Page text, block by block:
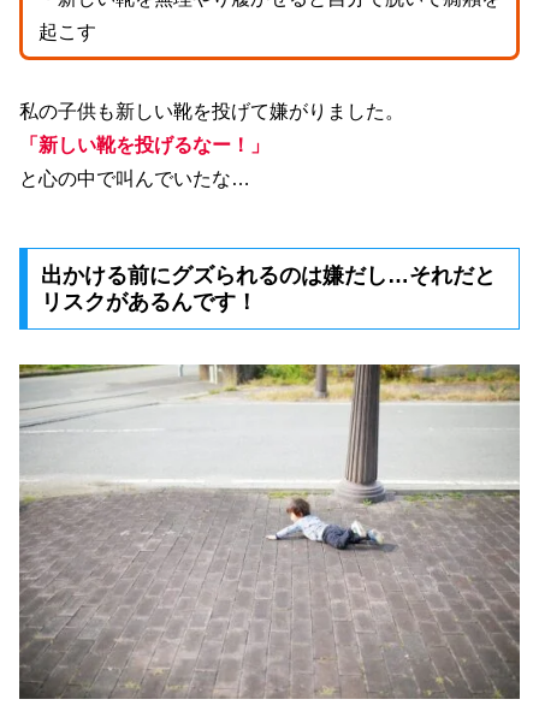
起こす
私の子供も新しい靴を投げて嫌がりました。
「新しい靴を投げるなー！」
と心の中で叫んでいたな…
出かける前にグズられるのは嫌だし…それだと
リスクがあるんです！